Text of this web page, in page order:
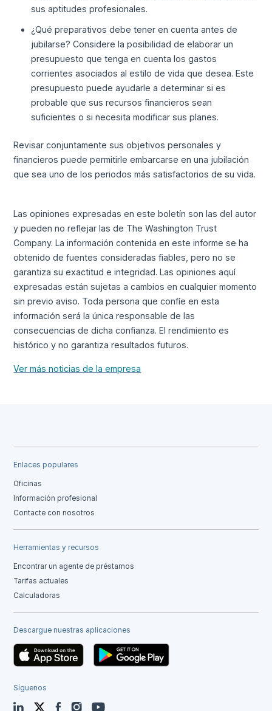
sus aptitudes profesionales.
¿Qué preparativos debe tener en cuenta antes de
jubilarse? Considere la posibilidad de elaborar un
presupuesto que tenga en cuenta los gastos
corrientes asociados al estilo de vida que desea. Este
presupuesto puede ayudarle a determinar si es
probable que sus recursos financieros sean
suficientes o si necesita modificar sus planes.
Revisar conjuntamente sus objetivos personales y
financieros puede permitirle embarcarse en una jubilación
que sea uno de los periodos más satisfactorios de su vida.
Las opiniones expresadas en este boletín son las del autor
y pueden no reflejar las de The Washington Trust
Company. La información contenida en este informe se ha
obtenido de fuentes consideradas fiables, pero no se
garantiza su exactitud e integridad. Las opiniones aquí
expresadas están sujetas a cambios en cualquier momento
sin previo aviso. Toda persona que confíe en esta
información será la única responsable de las
consecuencias de dicha confianza. El rendimiento es
histórico y no garantiza resultados futuros.
Ver más noticias de la empresa
Enlaces populares
Oficinas
Información profesional
Contacte con nosotros
Herramientas y recursos
Encontrar un agente de préstamos
Tarifas actuales
Calculadoras
Descargue nuestras aplicaciones
Síguenos
LinkedIn TwitterFacebookInstagramYouTube